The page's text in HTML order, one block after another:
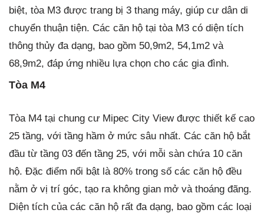
biệt, tòa M3 được trang bị 3 thang máy, giúp cư dân di
chuyển thuận tiện. Các căn hộ tại tòa M3 có diện tích
thông thủy đa dạng, bao gồm 50,9m2, 54,1m2 và
68,9m2, đáp ứng nhiều lựa chọn cho các gia đình.
Tòa M4
Tòa M4 tại chung cư Mipec City View được thiết kế cao
25 tầng, với tầng hầm ở mức sâu nhất. Các căn hộ bắt
đầu từ tầng 03 đến tầng 25, với mỗi sàn chứa 10 căn
hộ. Đặc điểm nổi bật là 80% trong số các căn hộ đều
nằm ở vị trí góc, tạo ra không gian mở và thoáng đãng.
Diện tích của các căn hộ rất đa dạng, bao gồm các loại